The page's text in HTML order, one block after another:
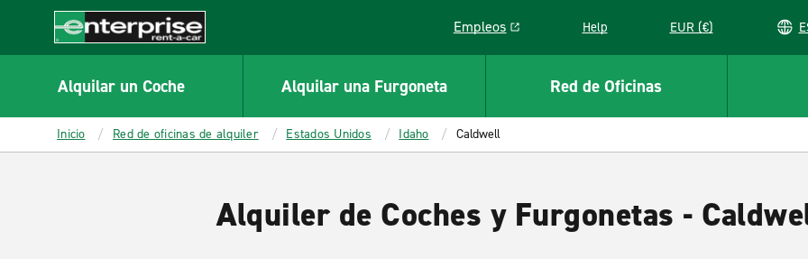
CONTENT
Enterprise
Empleos
Link opens in a new window
Help EUR (€)
Alquilar un Coche Alquilar una Furgoneta Red de Oficinas
Inicio Red de oficinas de alquiler Estados Unidos Idaho Caldwell
Alquiler de Coches y Furgonetas -